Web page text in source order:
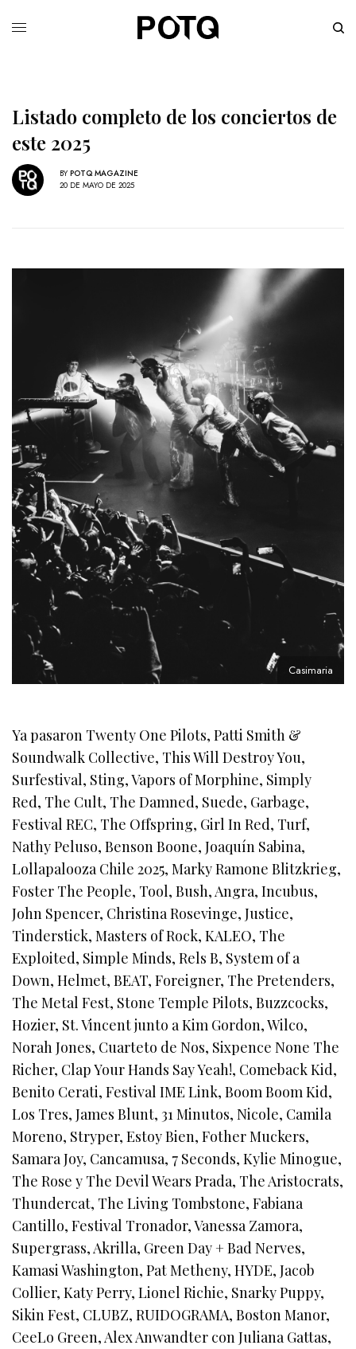
Listado completo de los conciertos de
este 2025
BY POTQ MAGAZINE
20 DE MAYO DE 2025
Casimaria
Ya pasaron Twenty One Pilots, Patti Smith &
Soundwalk Collective, This Will Destroy You,
Surfestival, Sting, Vapors of Morphine, Simply
Red, The Cult, The Damned, Suede, Garbage,
Festival REC, The Offspring, Girl In Red, Turf,
Nathy Peluso, Benson Boone, Joaquín Sabina,
Lollapalooza Chile 2025, Marky Ramone Blitzkrieg,
Foster The People, Tool, Bush, Angra, Incubus,
John Spencer, Christina Rosevinge, Justice,
Tinderstick, Masters of Rock, KALEO, The
Exploited, Simple Minds, Rels B, System of a
Down, Helmet, BEAT, Foreigner, The Pretenders,
The Metal Fest, Stone Temple Pilots, Buzzcocks,
Hozier, St. Vincent junto a Kim Gordon, Wilco,
Norah Jones, Cuarteto de Nos, Sixpence None The
Richer, Clap Your Hands Say Yeah!, Comeback Kid,
Benito Cerati, Festival IME Link, Boom Boom Kid,
Los Tres, James Blunt, 31 Minutos, Nicole, Camila
Moreno, Stryper, Estoy Bien, Fother Muckers,
Samara Joy, Cancamusa, 7 Seconds, Kylie Minogue,
The Rose y The Devil Wears Prada, The Aristocrats,
Thundercat, The Living Tombstone, Fabiana
Cantillo, Festival Tronador, Vanessa Zamora,
Supergrass, Akrilla, Green Day + Bad Nerves,
Kamasi Washington, Pat Metheny, HYDE, Jacob
Collier, Katy Perry, Lionel Richie, Snarky Puppy,
Sikin Fest, CLUBZ, RUIDOGRAMA, Boston Manor,
CeeLo Green, Alex Anwandter con Juliana Gattas,